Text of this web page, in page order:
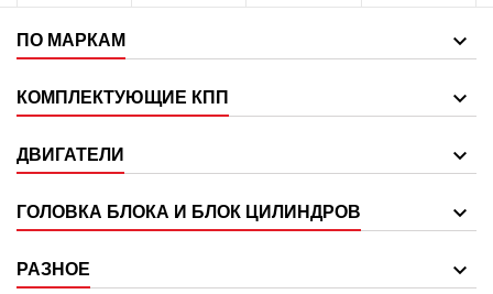
ПО МАРКАМ
КОМПЛЕКТУЮЩИЕ КПП
ДВИГАТЕЛИ
ГОЛОВКА БЛОКА И БЛОК ЦИЛИНДРОВ
РАЗНОЕ